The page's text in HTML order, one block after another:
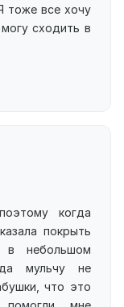
тоже все хочу
сходить в
когда
покрыть
небольшом
мульчу не
что это